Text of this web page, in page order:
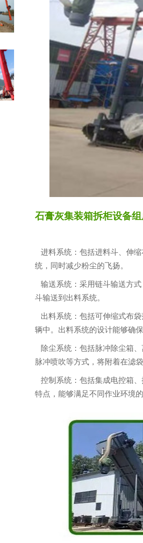
石膏灰集装箱拆柜设备
进料系统：包括进料斗、伸
统，同时减少粉尘的飞扬。
输送系统：采用链斗输送方
斗输送到出料系统。
出料系统：包括可伸缩式布
辆中。出料系统的设计能够确
除尘系统：包括脉冲除尘箱
脉冲喷吹等方式，将附着在滤
控制系统：包括集成电控箱
特点，能够满足不同作业环境的